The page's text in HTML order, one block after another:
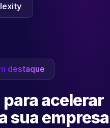
destaque
para acelerar
sua empresa